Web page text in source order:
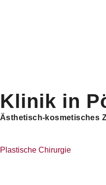
Klinik in
Ästhetisch-kosmetisches
Plastische Chirurgie